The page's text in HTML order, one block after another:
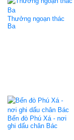
Thưởng ngoạn thác
Ba
Bến đò Phú Xá - nơi
ghi dấu chân Bác